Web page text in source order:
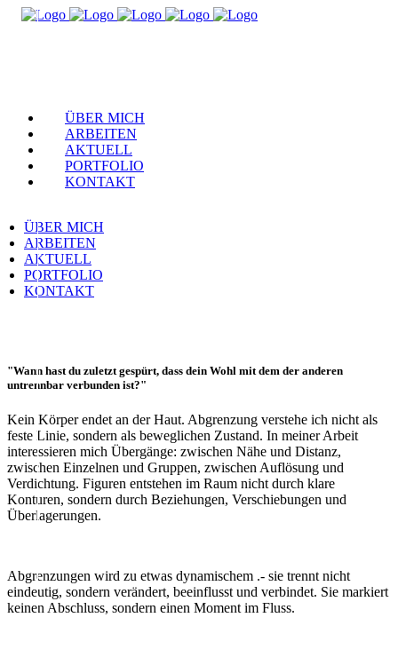
ÜBER MICH
ARBEITEN
AKTUELL
PORTFOLIO
KONTAKT
ÜBER MICH
ARBEITEN
AKTUELL
PORTFOLIO
KONTAKT
"Wann hast du zuletzt gespürt, dass dein Wohl mit dem der anderen
untrennbar verbunden ist?"
Kein Körper endet an der Haut. Abgrenzung verstehe ich nicht als
feste Linie, sondern als beweglichen Zustand. In meiner Arbeit
interessieren mich Übergänge: zwischen Nähe und Distanz,
zwischen Einzelnen und Gruppen, zwischen Auflösung und
Verdichtung. Figuren entstehen im Raum nicht durch klare
Konturen, sondern durch Beziehungen, Verschiebungen und
Überlagerungen.
Abgrenzungen wird zu etwas dynamischem .- sie trennt nicht
eindeutig, sondern verändert, beeinflusst und verbindet. Sie markiert
keinen Abschluss, sondern einen Moment im Fluss.